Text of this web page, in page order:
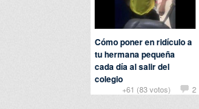
+61 (83 votos) 2
Cómo poner en ridículo a
tu hermana pequeña
cada día al salir del
colegio
PorferenHumor